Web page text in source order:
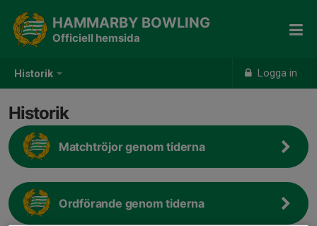
Historik Logga in
HAMMARBY BOWLING
Officiell hemsida
Historik
Matchtröjor genom tiderna
Ordförande genom tiderna